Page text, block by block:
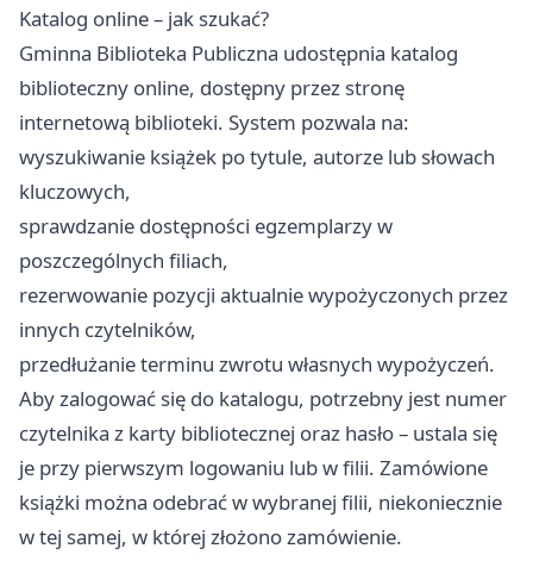
Katalog online – jak szukać?
Gminna Biblioteka Publiczna udostępnia katalog
biblioteczny online, dostępny przez stronę
internetową biblioteki. System pozwala na:
wyszukiwanie książek po tytule, autorze lub słowach
kluczowych,
sprawdzanie dostępności egzemplarzy w
poszczególnych filiach,
rezerwowanie pozycji aktualnie wypożyczonych przez
innych czytelników,
przedłużanie terminu zwrotu własnych wypożyczeń.
Aby zalogować się do katalogu, potrzebny jest numer
czytelnika z karty bibliotecznej oraz hasło – ustala się
je przy pierwszym logowaniu lub w filii. Zamówione
książki można odebrać w wybranej filii, niekoniecznie
w tej samej, w której złożono zamówienie.